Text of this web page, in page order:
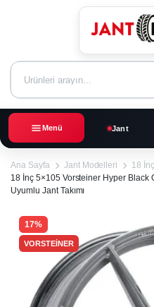
Menü Jant
Ana Sayfa Jant Modelleri
18
18 İnç 5×105 Vorsteiner Hyper Black
Uyumlu Jant Takımı
17%
VORSTEINER